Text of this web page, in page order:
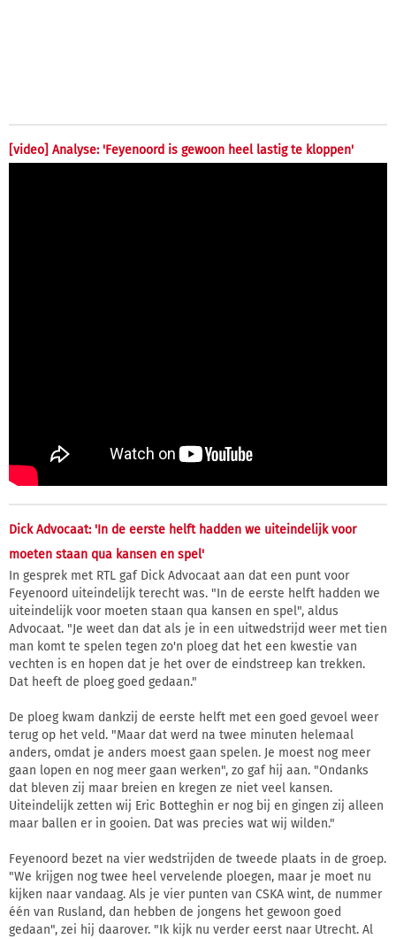
[video] Analyse: 'Feyenoord is gewoon heel lastig te kloppen'
Dick Advocaat: 'In de eerste helft hadden we uiteindelijk voor
moeten staan qua kansen en spel'
In gesprek met RTL gaf Dick Advocaat aan dat een punt voor
Feyenoord uiteindelijk terecht was. "In de eerste helft hadden we
uiteindelijk voor moeten staan qua kansen en spel", aldus
Advocaat. "Je weet dan dat als je in een uitwedstrijd weer met tien
man komt te spelen tegen zo'n ploeg dat het een kwestie van
vechten is en hopen dat je het over de eindstreep kan trekken.
Dat heeft de ploeg goed gedaan."
De ploeg kwam dankzij de eerste helft met een goed gevoel weer
terug op het veld. "Maar dat werd na twee minuten helemaal
anders, omdat je anders moest gaan spelen. Je moest nog meer
gaan lopen en nog meer gaan werken", zo gaf hij aan. "Ondanks
dat bleven zij maar breien en kregen ze niet veel kansen.
Uiteindelijk zetten wij Eric Botteghin er nog bij en gingen zij alleen
maar ballen er in gooien. Dat was precies wat wij wilden."
Feyenoord bezet na vier wedstrijden de tweede plaats in de groep.
"We krijgen nog twee heel vervelende ploegen, maar je moet nu
kijken naar vandaag. Als je vier punten van CSKA wint, de nummer
één van Rusland, dan hebben de jongens het gewoon goed
gedaan", zei hij daarover. "Ik kijk nu verder eerst naar Utrecht. Al